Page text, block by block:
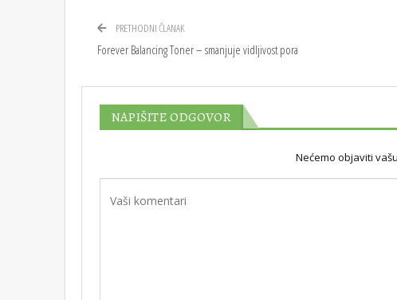
PRETHODNI ČLANAK
Forever Balancing Toner – smanjuje vidljivost pora
NAPIŠITE ODGOVOR
Nećemo objaviti